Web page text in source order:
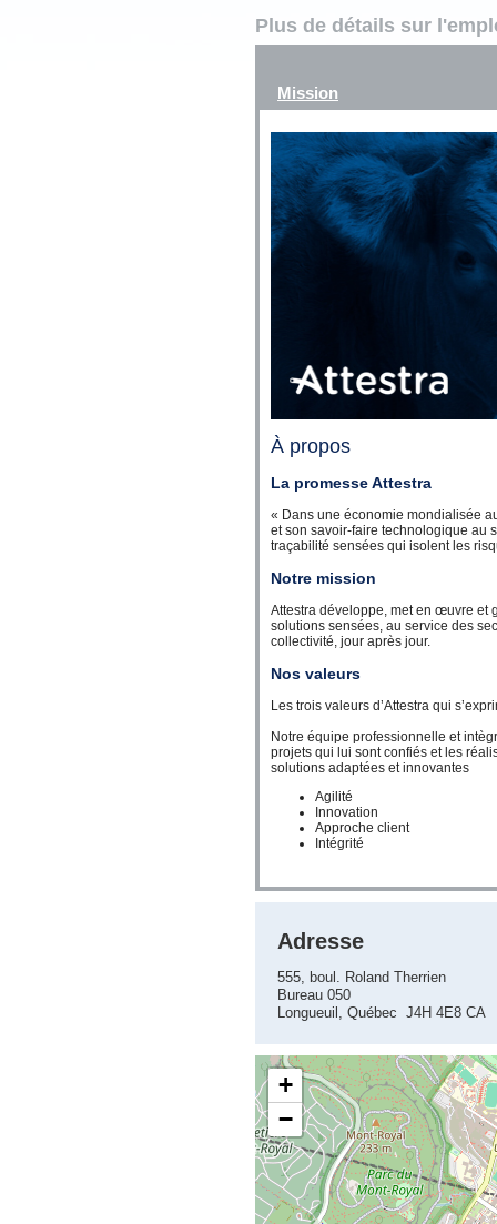
Plus de détails sur
Mission
À propos
La promesse Attestra
« Dans une économie mondialisée
et son savoir-faire technologique au
traçabilité sensées qui isolent les
Notre mission
Attestra développe, met en œuvre et
solutions sensées, au service des
collectivité, jour après jour.
Nos valeurs
Les trois valeurs d’Attestra qui
Notre équipe professionnelle et
projets qui lui sont confiés et les
solutions adaptées et innovantes
Agilité
Innovation
Approche client
Intégrité
Adresse
555, boul. Roland Therrien
Bureau 050
Longueuil, Québec J4H 4E8 CA
+
−